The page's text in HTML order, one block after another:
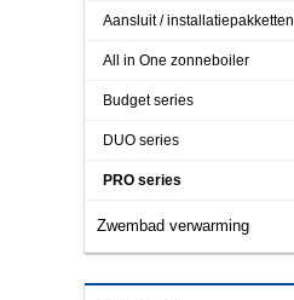
Aansluit / installatiepakketten
All in One zonneboiler
Budget series
DUO series
PRO series
Zwembad verwarming